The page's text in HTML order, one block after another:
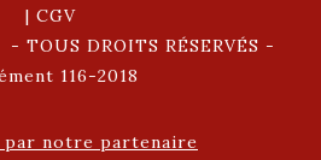
| CGV
TOUS DROITS RÉSERVÉS -
116-2018
par notre partenaire